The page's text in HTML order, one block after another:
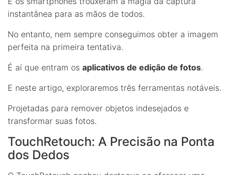
instantânea para as mãos de todos.
No entanto, nem sempre conseguimos obter a imagem
perfeita na primeira tentativa.
É aí que entram os aplicativos de edição de fotos.
E neste artigo, exploraremos três ferramentas notáveis.
Projetadas para remover objetos indesejados e
transformar suas fotos.
TouchRetouch: A Precisão na Ponta
dos Dedos